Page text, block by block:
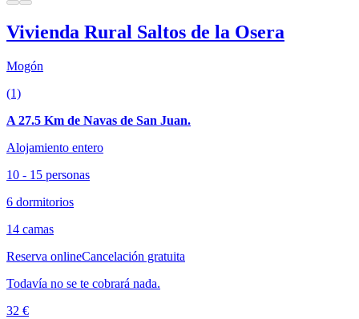
Vivienda Rural Saltos de la Osera
Mogón
(1)
A 27.5 Km de Navas de San Juan.
Alojamiento entero
10 - 15 personas
6 dormitorios
14 camas
Reserva onlineCancelación gratuita
Todavía no se te cobrará nada.
32 €